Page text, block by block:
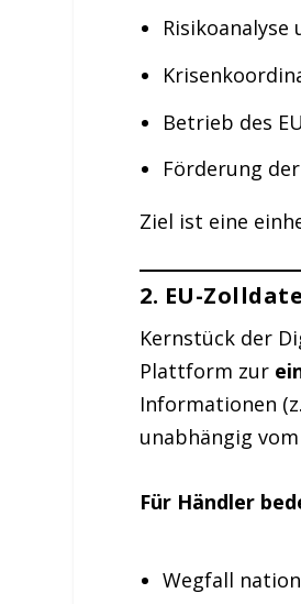
Risikoanalyse
Betrieb des
Förderung
Ziel ist eine
2. EU-
Kernstück der
Plattform zur
Informationen
unabhängig
Für Händler
Wegfall